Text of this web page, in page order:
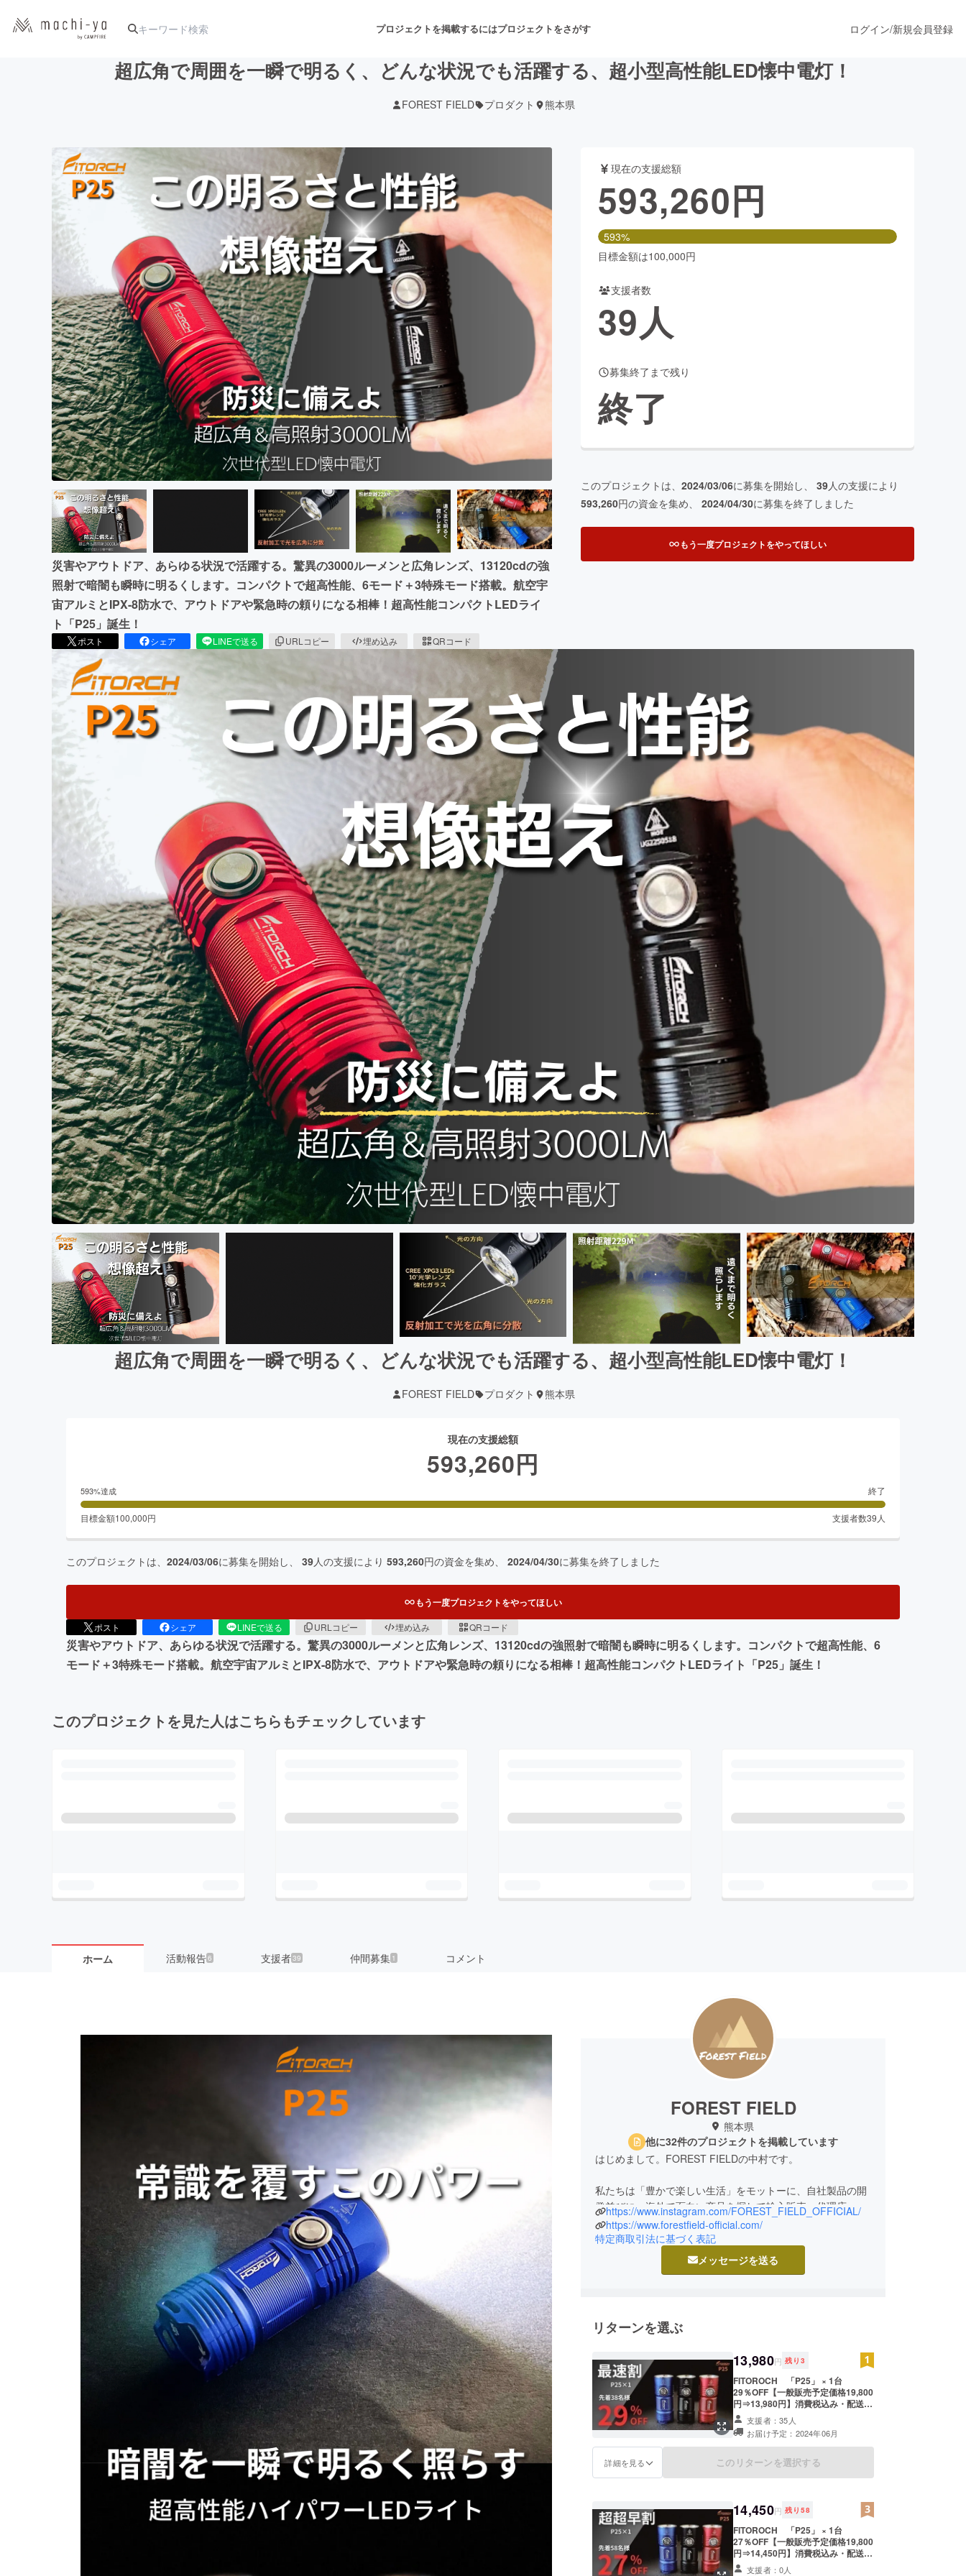
プロジェクトを掲載するにはプロジェクトをさがす
アート・写真 音楽 舞台・パフォーマンス
テクノロジー・ガジェット ゲーム・サービス開発 フード・飲食店 ファッション
映像・映画 書籍・雑誌出版
ビジネス・起業 チャレンジ ビューティー・ヘルスケア
まちづくり・地域活性化
CAMPFIRE for Social Good
CAMPFIRE Creation
CAMPFIREふるさと納税
machi-ya
ログイン/新規会員登録
超広角で周囲を一瞬で明るく、どんな状況でも活躍する、超小型高性能LED懐中電灯！
FOREST FIELD プロダクト 熊本県
災害やアウトドア、あらゆる状況で活躍する。驚異の3000ルーメンと広角レンズ、13120cdの強
照射で暗闇も瞬時に明るくします。コンパクトで超高性能、6モード＋3特殊モード搭載。航空宇
宙アルミとIPX-8防水で、アウトドアや緊急時の頼りになる相棒！超高性能コンパクトLEDライ
ト「P25」誕生！
ポスト シェア LINEで送る URLコピー 埋め込み QRコード
現在の支援総額
593,260円
593%
目標金額は100,000円
支援者数
39人
募集終了まで残り
終了
このプロジェクトは、 2024/03/06に募集を開始し、 39人の支援により
593,260円の資金を集め、 2024/04/30に募集を終了しました
もう一度プロジェクトをやってほしい
超広角で周囲を一瞬で明るく、どんな状況でも活躍する、超小型高性能LED懐中電灯！
FOREST FIELD プロダクト 熊本県
現在の支援総額
593,260円
593%達成 終了
目標金額100,000円 支援者数39 人
このプロジェクトは、 2024/03/06に募集を開始し、 39人の支援により 593,260円の資金を集め、 2024/04/30に募集を終了しました
もう一度プロジェクトをやってほしい
ポスト シェア LINEで送る URLコピー 埋め込み QRコード
災害やアウトドア、あらゆる状況で活躍する。驚異の3000ルーメンと広角レンズ、13120cdの強照射で暗闇も瞬時に明るくします。コンパクトで超高性能、6
モード＋3特殊モード搭載。航空宇宙アルミとIPX-8防水で、アウトドアや緊急時の頼りになる相棒！超高性能コンパクトLEDライト「P25」誕生！
このプロジェクトを見た人はこちらもチェックしています
ホーム 活動報告6 支援者39 仲間募集 1 コメント
FOREST FIELD
熊本県
他に32件のプロジェクトを掲載しています
はじめまして。FOREST FIELDの中村です。
私たちは「豊かで楽しい生活」をモットーに、自社製品の開
発並びに、海外で面白い商品を探して輸入販売、代理店、卸
売り、EC販売を主に行っております。
今後も私たちの商品を通してより快適に生活するための新し
い提案を行っていきたいと思ってます。
https://www.instagram.com/FOREST_FIELD_OFFICIAL/
https://www.forestfield-official.com/
特定商取引法に基づく表記
メッセージを送る
リターンを選ぶ
13,980円 残り 3
FITOROCH 「P25」 × 1台
29％OFF【一般販売予定価格19,800
円⇒13,980円】消費税込み・配送料
込み カラー：ブルー・ブラック・
レッド 商品：次世代型高性能LEDラ
イト 懐中電灯 キャンプ・アウトド
ア・災害時・緊急時・防犯・夜の散
歩・ペットの散歩・夜間の作業など
プ・Oリング（交換用）
支援者：35人
お届け予定：2024年06月
詳細を見る このリターンを選択する
14,450円 残り 58
FITOROCH 「P25」 × 1台
27％OFF【一般販売予定価格19,800
円⇒14,450円】消費税込み・配送料
込み カラー：ブルー・ブラック・
支援者：0人